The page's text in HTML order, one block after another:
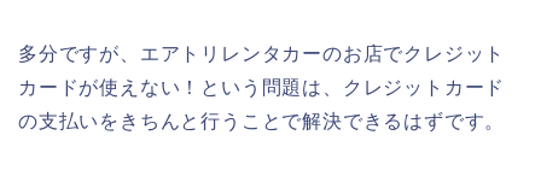
多分ですが、エアトリレンタカーのお店でクレジット
カードが使えない！という問題は、クレジットカード
の支払いをきちんと行うことで解決できるはずです。